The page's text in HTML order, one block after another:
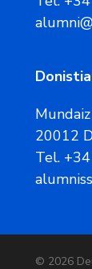
20012
Tel.
© 2026